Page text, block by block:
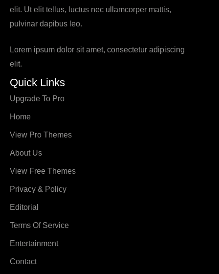
elit. Ut elit tellus, luctus nec ullamcorper mattis,
pulvinar dapibus leo.
Lorem ipsum dolor sit amet, consectetur adipiscing
elit.
Quick Links
Upgrade To Pro
Home
View Pro Themes
About Us
View Free Themes
Privacy & Policy
Editorial
Terms Of Service
Entertainment
Contact